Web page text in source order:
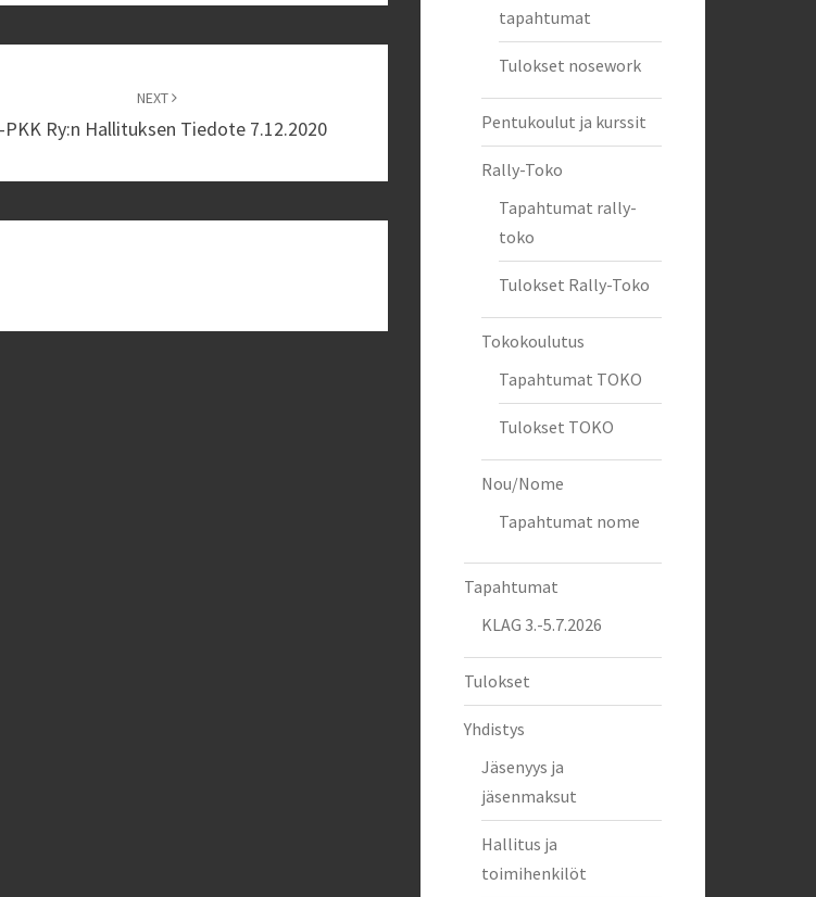
NEXT
PKK Ry:n Hallituksen Tiedote 7.12.2020
tapahtumat
Tulokset nosework
Pentukoulut ja kurssit
Rally-Toko
Tapahtumat rally-
toko
Tulokset Rally-Toko
Tokokoulutus
Tapahtumat TOKO
Tulokset TOKO
Nou/Nome
Tapahtumat nome
Tapahtumat
KLAG 3.-5.7.2026
Tulokset
Yhdistys
Jäsenyys ja
jäsenmaksut
Hallitus ja
toimihenkilöt